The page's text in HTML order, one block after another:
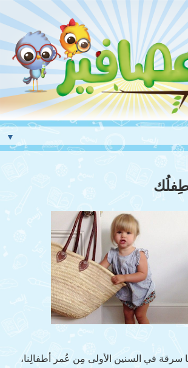
▼
سرقة في السنين الأولى مِن عُمر أطفالِنا،